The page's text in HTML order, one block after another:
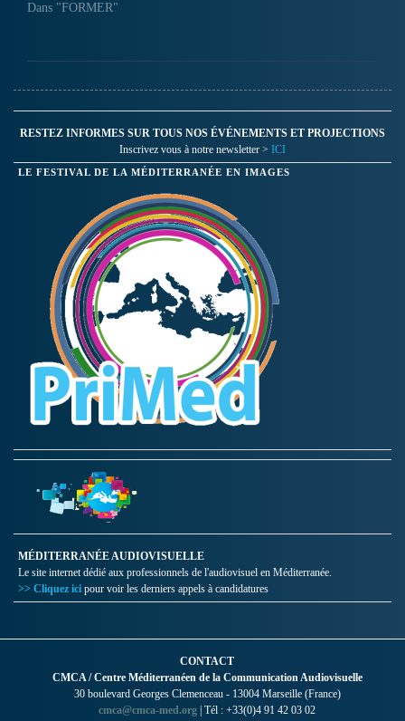
Dans "FORMER"
RESTEZ INFORMES SUR TOUS NOS ÉVÉNEMENTS ET PROJECTIONS
Inscrivez vous à notre newsletter > ICI
LE FESTIVAL DE LA MÉDITERRANÉE EN IMAGES
MÉDITERRANÉE AUDIOVISUELLE
Le site internet dédié aux professionnels de l'audiovisuel en Méditerranée.
>> Cliquez ici pour voir les derniers appels à candidatures
CONTACT
CMCA / Centre Méditerranéen de la Communication Audiovisuelle
30 boulevard Georges Clemenceau - 13004 Marseille (France)
cmca@cmca-med.org | Tél : +33(0)4 91 42 03 02